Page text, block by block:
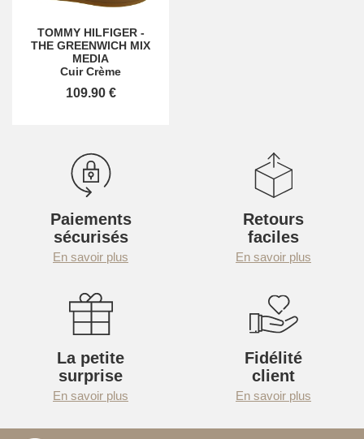
TOMMY HILFIGER-
THE GREENWICH MIX
MEDIA
Cuir Crème
109.90 €
Paiements
sécurisés
En savoir plus
Retours
faciles
En savoir plus
La petite
surprise
En savoir plus
Fidélité
client
En savoir plus